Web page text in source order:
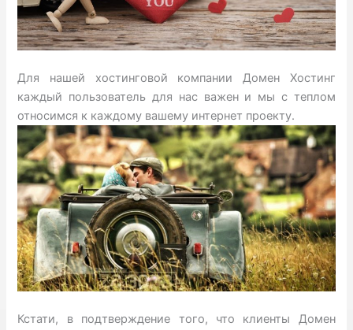
Для нашей хостинговой компании Домен Хостинг
каждый пользователь для нас важен и мы с теплом
относимся к каждому вашему интернет проекту.
Кстати, в подтверждение того, что клиенты Домен